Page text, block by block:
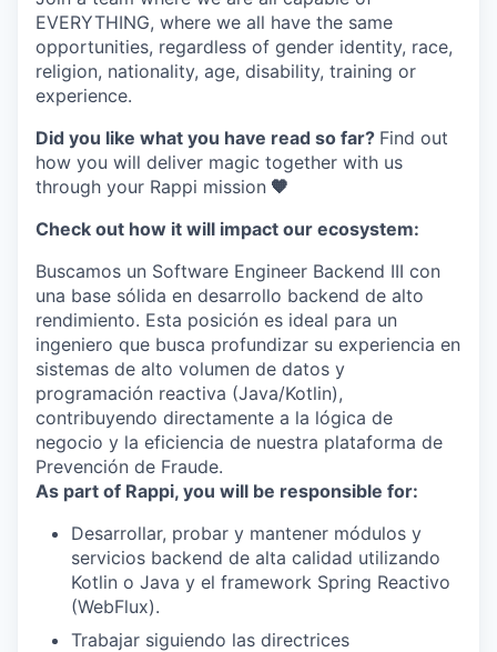
EVERYTHING, where we all have the same
opportunities, regardless of gender identity, race,
religion, nationality, age, disability, training or
experience.
Did you like what you have read so far? Find out
how you will deliver magic together with us
through your Rappi mission 🧡
Check out how it will impact our ecosystem:
Buscamos un Software Engineer Backend III con
una base sólida en desarrollo backend de alto
rendimiento. Esta posición es ideal para un
ingeniero que busca profundizar su experiencia en
sistemas de alto volumen de datos y
programación reactiva (Java/Kotlin),
contribuyendo directamente a la lógica de
negocio y la eficiencia de nuestra plataforma de
Prevención de Fraude.
As part of Rappi, you will be responsible for:
Desarrollar, probar y mantener módulos y
servicios backend de alta calidad utilizando
Kotlin o Java y el framework Spring Reactivo
(WebFlux).
Trabajar siguiendo las directrices